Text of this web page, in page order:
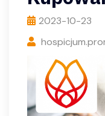
2023-10-23